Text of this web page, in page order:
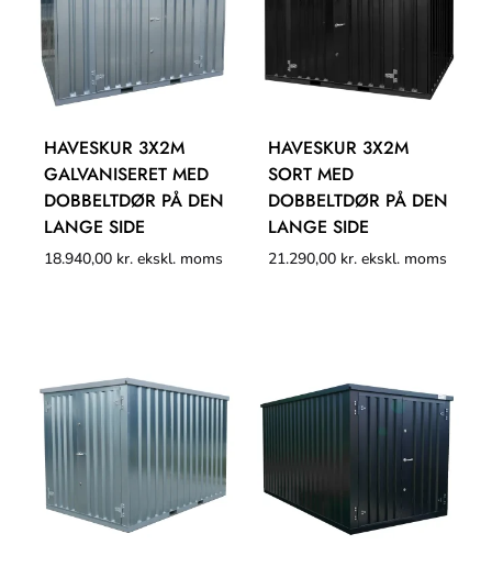
HAVESKUR 3X2M
GALVANISERET MED
DOBBELTDØR PÅ DEN
LANGE SIDE
18.940,00 kr. ekskl. moms
HAVESKUR 3X2M
SORT MED
DOBBELTDØR PÅ DEN
LANGE SIDE
21.290,00 kr. ekskl. moms